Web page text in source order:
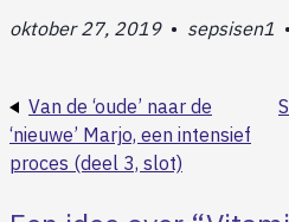
oktober 27, 2019 • sepsisen1 •
Van de ‘oude’ naar de
‘nieuwe’ Marjo, een intensief
proces (deel 3, slot)